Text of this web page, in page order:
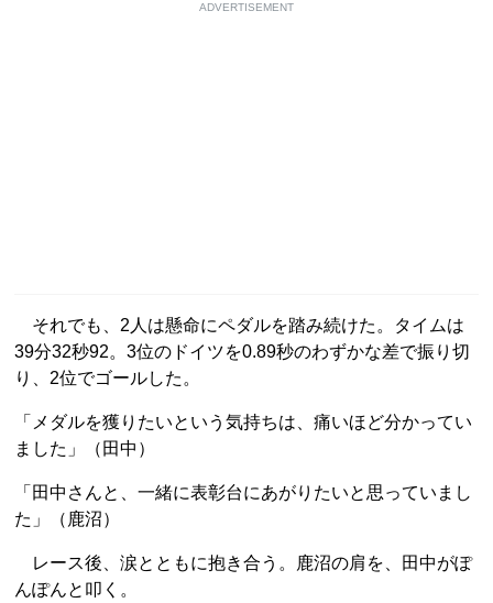
ADVERTISEMENT
それでも、2人は懸命にペダルを踏み続けた。タイムは
39分32秒92。3位のドイツを0.89秒のわずかな差で振り切
り、2位でゴールした。
「メダルを獲りたいという気持ちは、痛いほど分かってい
ました」（田中）
「田中さんと、一緒に表彰台にあがりたいと思っていまし
た」（鹿沼）
レース後、涙とともに抱き合う。鹿沼の肩を、田中がぽ
んぽんと叩く。